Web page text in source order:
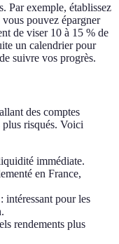
Par exemple, établissez
pouvez épargner
de viser 10 à 15 % de
un calendrier pour
suivre vos progrès.
des comptes
risqués. Voici
immédiate.
en France,
: intéressant pour les
rendements plus